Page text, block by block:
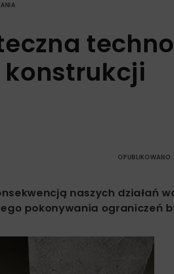
naszych działań
pokonywania ograniczeń